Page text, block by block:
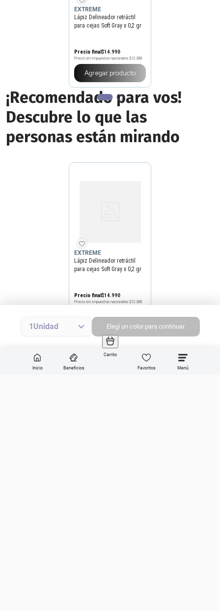
Inicio Beneficios
Carrito
Favoritos
1 Elegí un color para continuar
EXTREME
Lápiz Delineador retráctil
para cejas Soft Gray x 0,2 gr
Precio final$14.990
Precio sin impuestos nacionales $12.388
Agregar producto
¡Recomendado para vos!
Descubre lo que las
personas están mirando
EXTREME
Lápiz Delineador retráctil
para cejas Soft Gray x 0,2 gr
Precio final$14.990
Precio sin impuestos nacionales $12.388
Agregar producto